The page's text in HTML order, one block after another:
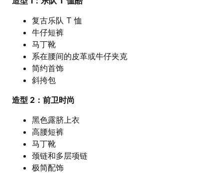
复古乐队 T 恤
牛仔短裤
马丁靴
系在腰间的皮革或牛仔夹克
简约首饰
斜挎包
造型 2：前卫时尚
黑色露脐上衣
高腰短裤
马丁靴
颈链和多层项链
极简配饰